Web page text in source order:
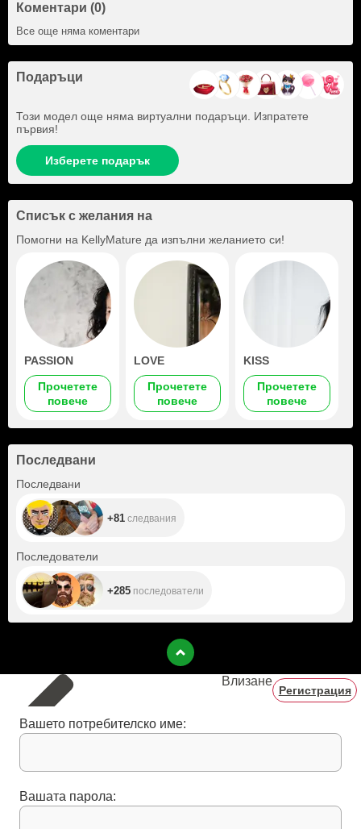
Коментари (0)
Все още няма коментари
Подаръци
Този модел още няма виртуални подаръци. Изпратете
първия!
Изберете подарък
Списък с желания на
Помогни на KellyMature да изпълни желанието си!
PASSION
Прочетете
повече
LOVE
Прочетете
повече
KISS
Прочетете
повече
Последвани
Последвани
+81 следвания
Последователи
+285 последователи
Влизане
Регистрация
Вашето потребителско име:
Вашата парола: